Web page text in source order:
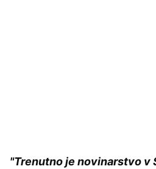
"Trenutno je novinarstvo v